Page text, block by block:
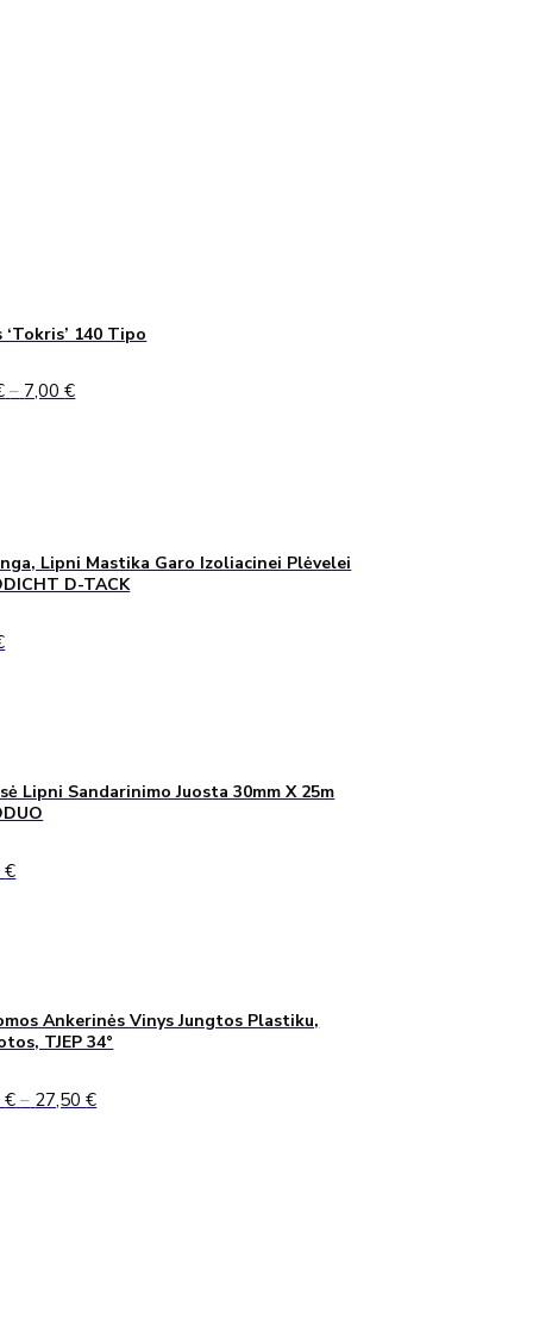
‘Tokris’ 140 Tipo
– 7,00€Price
Lipni Mastika Garo Izoliacinei Plėvelei
D-TACK
Lipni Sandarinimo Juosta 30mm X 25m
€
Ankerinės Vinys Jungtos Plastiku,
TJEP 34°
€ – 27,50€Price